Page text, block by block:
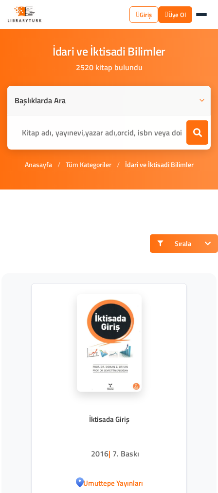
Giriş Üye Ol
İdariveİktisadiBilimler
2520 kitap bulundu
Anasayfa / Tüm Kategoriler / İdari ve İktisadi Bilimler
Sırala
İktisada Giriş
2016| 7. Baskı
Umuttepe Yayınları